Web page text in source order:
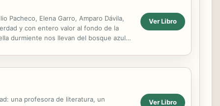
Pacheco, Elena Garro, Amparo Dávila,
y con entero valor al fondo de la
durmiente nos llevan del bosque azul
Ver Libro
una profesora de literatura, un
Ver Libro